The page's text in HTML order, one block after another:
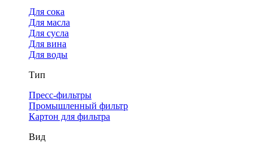
Для сока
Для масла
Для сусла
Для вина
Для воды
Тип
Пресс-фильтры
Промышленный фильтр
Картон для фильтра
Вид